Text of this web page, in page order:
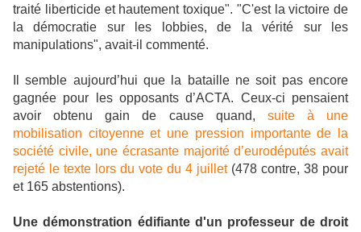
traité liberticide et hautement toxique". "C'est la victoire de
la démocratie sur les lobbies, de la vérité sur les
manipulations", avait-il commenté.
Il semble aujourd’hui que la bataille ne soit pas encore
gagnée pour les opposants d’ACTA. Ceux-ci pensaient
avoir obtenu gain de cause quand,
suite à une
mobilisation citoyenne et une pression importante de la
société civile, une écrasante majorité d’eurodéputés avait
rejeté le texte lors du vote du 4 juillet (478 contre, 38 pour
et 165 abstentions).
Une démonstration édifiante d'un professeur de droit